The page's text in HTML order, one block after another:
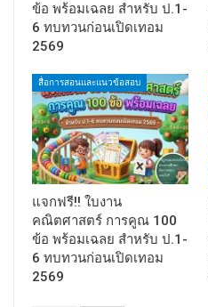
ข้อ พร้อมเฉลย สำหรับ ป.1-
6 ทบทวนก่อนเปิดเทอม
2569
สื่อการสอนและแนวข้อสอบ
แจกฟรี!! ใบงาน
คณิตศาสตร์ การคูณ 100
ข้อ พร้อมเฉลย สำหรับ ป.1-
6 ทบทวนก่อนเปิดเทอม
2569